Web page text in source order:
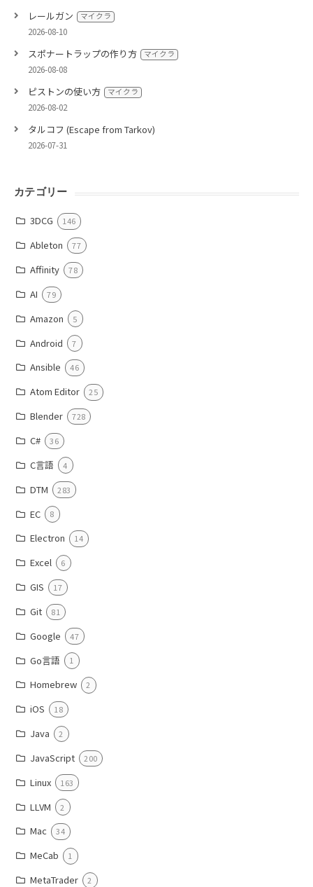
レールガン マイクラ
2026-08-10
スポナートラップの作り方 マイクラ
2026-08-08
ピストンの使い方 マイクラ
2026-08-02
タルコフ (Escape from Tarkov)
2026-07-31
カテゴリー
3DCG 146
Ableton 77
Affinity 78
AI 79
Amazon 5
Android 7
Ansible 46
Atom Editor 25
Blender 728
C# 36
C言語 4
DTM 283
EC 8
Electron 14
Excel 6
GIS 17
Git 81
Google 47
Go言語 1
Homebrew 2
iOS 18
Java 2
JavaScript 200
Linux 163
LLVM 2
Mac 34
MeCab 1
MetaTrader 2